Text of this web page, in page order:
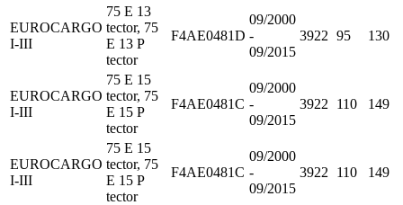
EUROCARGO
I-III
75 E 13
tector, 75
E 13 P
tector
F4AE0481D
09/2000
-
09/2015
3922 95 130
EUROCARGO
I-III
75 E 15
tector, 75
E 15 P
tector
F4AE0481C
09/2000
-
09/2015
3922 110 149
EUROCARGO
I-III
75 E 15
tector, 75
E 15 P
tector
F4AE0481C
09/2000
-
09/2015
3922 110 149